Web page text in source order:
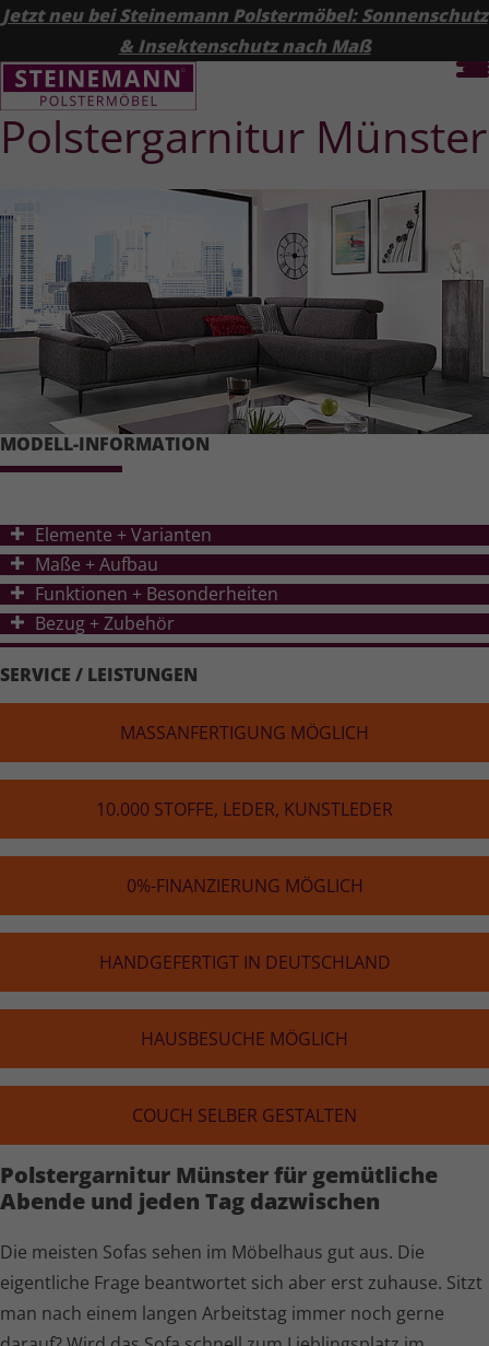
Jetzt neu bei Steinemann Polstermöbel: Sonnenschutz
& Insektenschutz nach Maß
Polster­garnitur Münster
MODELL-INFORMATION
Elemente + Varianten
Maße + Aufbau
Funktionen + Besonderheiten
Bezug + Zubehör
SERVICE / LEISTUNGEN
MASS­AN­FER­TI­GUNG MÖGLICH
10.000 STOFFE, LEDER, KUNST­LE­DER
0%-FINAN­ZIE­RUNG MÖGLICH
HAND­GE­FER­TIGT IN DEUTSCH­LAND
HAUS­BE­SU­CHE MÖGLICH
COUCH SELBER GESTALTEN
Polster­garnitur Münster für gemütliche
Abende und jeden Tag dazwischen
Die meisten Sofas sehen im Möbelhaus gut aus. Die
eigentliche Frage beantwortet sich aber erst zuhause. Sitzt
man nach einem langen Arbeitstag immer noch gerne